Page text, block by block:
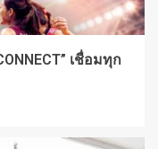
เชื่อมทุก